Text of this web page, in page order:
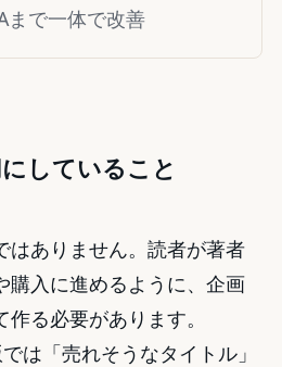
まで一体で改善
していること
はありません。読者が著者
購入に進めるように、企画
る必要があります。
は「売れそうなタイトル」